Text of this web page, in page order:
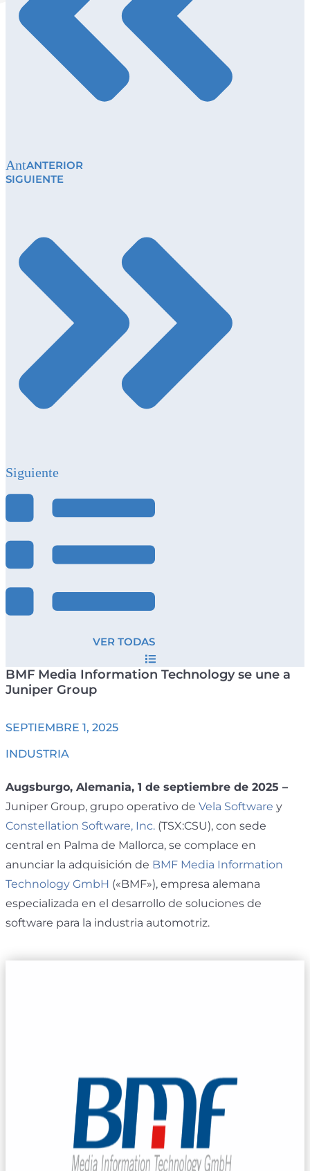
AntANTERIOR
SIGUIENTE
Siguiente
VER TODAS
BMF Media Information Technology se une a
Juniper Group
SEPTIEMBRE 1, 2025
INDUSTRIA
Augsburgo, Alemania, 1 de septiembre de 2025 –
Juniper Group, grupo operativo de Vela Software y
Constellation Software, Inc. (TSX:CSU), con sede
central en Palma de Mallorca, se complace en
anunciar la adquisición de BMF Media Information
Technology GmbH («BMF»), empresa alemana
especializada en el desarrollo de soluciones de
software para la industria automotriz.